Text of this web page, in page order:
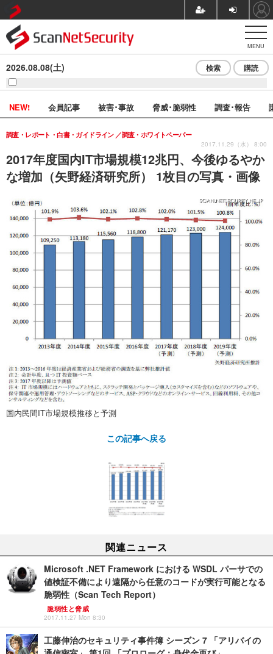
MENU
2026.08.08(土) 検索 購読
NEW! 会員記事 被害･事故 脅威･脆弱性 調査･報告
2017年度国内IT市場規模12兆円、今後ゆるやか
な増加（矢野経済研究所） 1枚目の写真・画像
調査・レポート・白書・ガイドライン 調査・ホワイトペーパー
2017.11.29（水） 8:00
国内民間IT市場規模推移と予測
この記事へ戻る
関連ニュース
Microsoft .NET Framework における WSDL パーサでの
値検証不備により遠隔から任意のコードが実行可能となる
脆弱性（Scan Tech Report）
脆弱性と脅威
2017.11.27 Mon 8:30
工藤伸治のセキュリティ事件簿 シーズン 7 「アリバイの